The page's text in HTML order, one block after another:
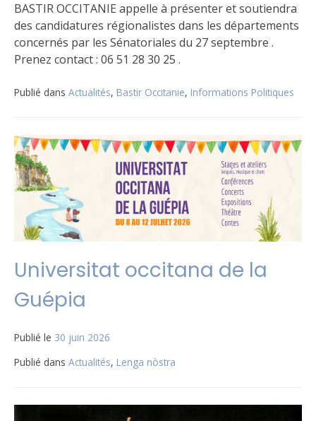
BASTIR OCCITANIE appelle à présenter et soutiendra
des candidatures régionalistes dans les départements
concernés par les Sénatoriales du 27 septembre .
Prenez contact : 06 51 28 30 25 .
Publié dans Actualités, Bastir Occitanie, Informations Politiques
Universitat occitana de la
Guépia
Publié le 30 juin 2026
Publié dans Actualités, Lenga nòstra